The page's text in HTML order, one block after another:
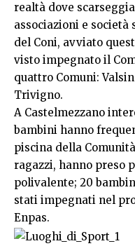
realtà dove
associazioni e
del Coni, avviato
visto impegnato il
quattro Comuni:
Trivigno.
A Castelmezzano
bambini hanno
piscina della
ragazzi, hanno preso
polivalente; 20
stati impegnati nel
Enpas.